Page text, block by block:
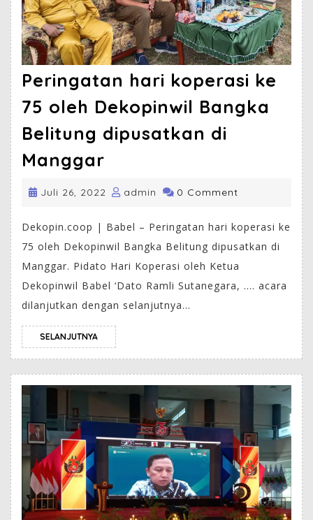
Peringatan hari koperasi ke
75 oleh Dekopinwil Bangka
Belitung dipusatkan di
Manggar
Juli 26, 2022 admin 0 Comment
Dekopin.coop | Babel – Peringatan hari koperasi ke
75 oleh Dekopinwil Bangka Belitung dipusatkan di
Manggar. Pidato Hari Koperasi oleh Ketua
Dekopinwil Babel ‘Dato Ramli Sutanegara, …. acara
dilanjutkan dengan selanjutnya...
SELANJUTNYA